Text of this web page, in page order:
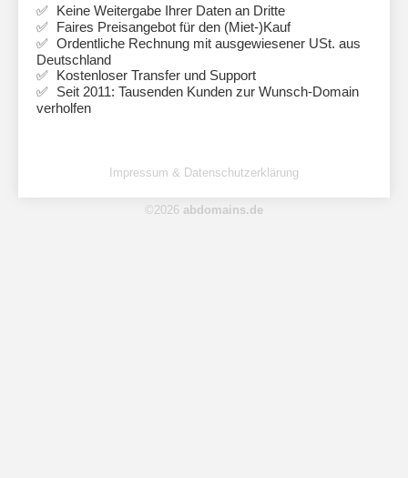
Keine Weitergabe Ihrer Daten an Dritte
Faires Preisangebot für den (Miet-)Kauf
Ordentliche Rechnung mit ausgewiesener USt. aus
Deutschland
Kostenloser Transfer und Support
Seit 2011: Tausenden Kunden zur Wunsch-Domain
verholfen
Impressum & Datenschutzerklärung
©2026 abdomains.de